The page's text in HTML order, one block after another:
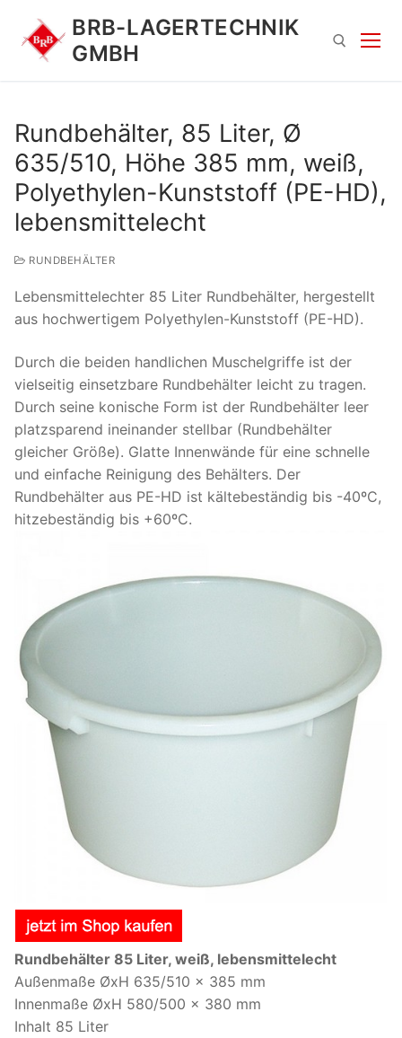
Inhalt
springen
BRB-LAGERTECHNIK
GMBH
nach:
Rundbehälter, 85 Liter, Ø
635/510, Höhe 385 mm, weiß,
Polyethylen-Kunststoff (PE-HD),
lebensmittelecht
RUNDBEHÄLTER
Lebensmittelechter 85 Liter Rundbehälter, hergestellt
aus hochwertigem Polyethylen-Kunststoff (PE-HD).
Durch die beiden handlichen Muschelgriffe ist der
vielseitig einsetzbare Rundbehälter leicht zu tragen.
Durch seine konische Form ist der Rundbehälter leer
platzsparend ineinander stellbar (Rundbehälter
gleicher Größe). Glatte Innenwände für eine schnelle
und einfache Reinigung des Behälters. Der
Rundbehälter aus PE-HD ist kältebeständig bis -40ºC,
hitzebeständig bis +60ºC.
Rundbehälter 85 Liter, weiß, lebensmittelecht
Außenmaße ØxH 635/510 x 385 mm
Innenmaße ØxH 580/500 x 380 mm
Inhalt 85 Liter